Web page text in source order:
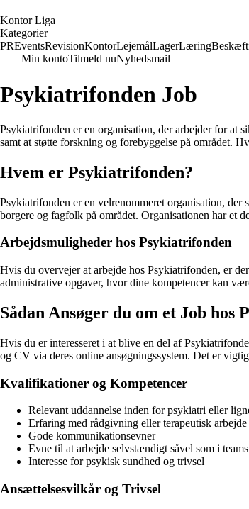
KontorLiga
Kategorier
PREventsRevisionKontorLejemålLagerLæring
Min kontoTilmeld nuNyhedsmail
Psykiatrifonden Job
Psykiatrifonden er en organisation, der arbejder for at
samt at støtte forskning og forebyggelse på området.
Hvem er Psykiatrifonden?
Psykiatrifonden er en velrenommeret organisation,
borgere og fagfolk på området. Organisationen har et
Arbejdsmuligheder hos Psykiatrifonden
Hvis du overvejer at arbejde hos Psykiatrifonden, er
administrative opgaver, hvor dine kompetencer kan
Sådan Ansøger du om et Job hos
Hvis du er interesseret i at blive en del af
og CV via deres online ansøgningssystem. Det er
Kvalifikationer og Kompetencer
Relevant uddannelse inden for psykiatri eller
Erfaring med rådgivning eller terapeutisk arbejde
Gode kommunikationsevner
Evne til at arbejde selvstændigt såvel som i teams
Interesse for psykisk sundhed og trivsel
Ansættelsesvilkår og Trivsel